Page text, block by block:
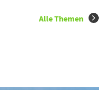
Alle Themen